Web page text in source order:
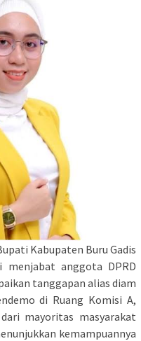
Kabupaten Buru Gadis
anggota DPRD
tanggapan alias diam
di Ruang Komisi A,
mayoritas masyarakat
kemampuannya